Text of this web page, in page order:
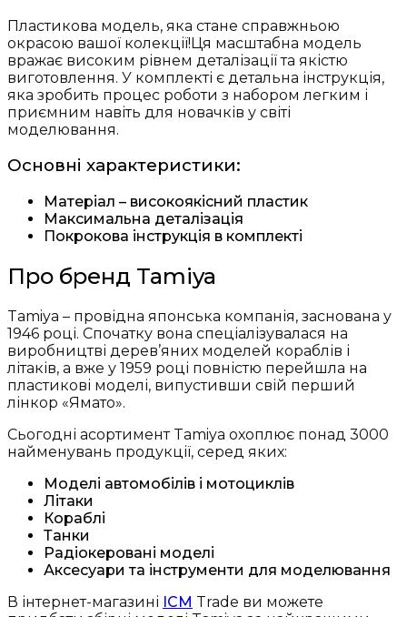
Пластикова модель, яка стане справжньою
окрасою вашої колекції!Ця масштабна модель
вражає високим рівнем деталізації та якістю
виготовлення. У комплекті є детальна інструкція,
яка зробить процес роботи з набором легким і
приємним навіть для новачків у світі
моделювання.
Основні характеристики:
Матеріал – високоякісний пластик
Максимальна деталізація
Покрокова інструкція в комплекті
Про бренд Tamiya
Tamiya – провідна японська компанія, заснована у
1946 році. Спочатку вона спеціалізувалася на
виробництві дерев’яних моделей кораблів і
літаків, а вже у 1959 році повністю перейшла на
пластикові моделі, випустивши свій перший
лінкор «Ямато».
Сьогодні асортимент Tamiya охоплює понад 3000
найменувань продукції, серед яких:
Моделі автомобілів і мотоциклів
Літаки
Кораблі
Танки
Радіокеровані моделі
Аксесуари та інструменти для моделювання
В інтернет-магазині ICM Trade ви можете